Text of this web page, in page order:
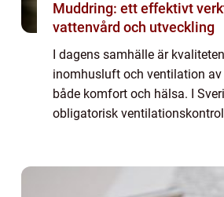
Muddring: ett effektivt
vattenvård och utveckling
I dagens samhälle är
inomhusluft och ventilation
både komfort och hälsa. I
obligatorisk